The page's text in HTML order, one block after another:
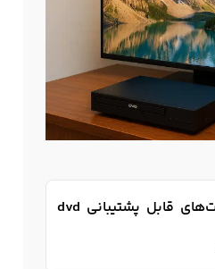
کیفیت تصویر و فرمت‌های قابل پشتیبانی dvd